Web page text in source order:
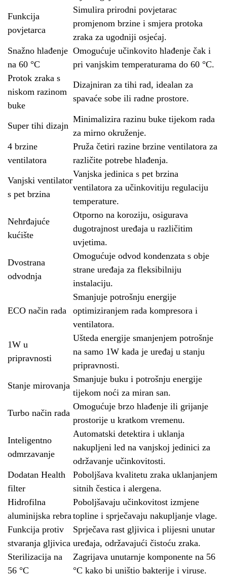
Funkcija
povjetarca
Simulira prirodni povjetarac
promjenom brzine i smjera protoka
zraka za ugodniji osjećaj.
Snažno hlađenje
na 60 °C
Omogućuje učinkovito hlađenje čak i
pri vanjskim temperaturama do 60 °C.
Protok zraka s
niskom razinom
buke
Dizajniran za tihi rad, idealan za
spavaće sobe ili radne prostore.
Super tihi dizajn
Minimalizira razinu buke tijekom rada
za mirno okruženje.
4 brzine
ventilatora
Pruža četiri razine brzine ventilatora za
različite potrebe hlađenja.
Vanjski ventilator
s pet brzina
Vanjska jedinica s pet brzina
ventilatora za učinkovitiju regulaciju
temperature.
Nehrđajuće
kućište
Otporno na koroziju, osigurava
dugotrajnost uređaja u različitim
uvjetima.
Dvostrana
odvodnja
Omogućuje odvod kondenzata s obje
strane uređaja za fleksibilniju
instalaciju.
ECO način rada
Smanjuje potrošnju energije
optimiziranjem rada kompresora i
ventilatora.
1W u
pripravnosti
Ušteda energije smanjenjem potrošnje
na samo 1W kada je uređaj u stanju
pripravnosti.
Stanje mirovanja
Smanjuje buku i potrošnju energije
tijekom noći za miran san.
Turbo način rada
Omogućuje brzo hlađenje ili grijanje
prostorije u kratkom vremenu.
Inteligentno
odmrzavanje
Automatski detektira i uklanja
nakupljeni led na vanjskoj jedinici za
održavanje učinkovitosti.
Dodatan Health
filter
Poboljšava kvalitetu zraka uklanjanjem
sitnih čestica i alergena.
Hidrofilna
aluminijska rebra
Poboljšavaju učinkovitost izmjene
topline i sprječavaju nakupljanje vlage.
Funkcija protiv
stvaranja gljivica
Sprječava rast gljivica i plijesni unutar
uređaja, održavajući čistoću zraka.
Sterilizacija na
56 °C
Zagrijava unutarnje komponente na 56
°C kako bi uništio bakterije i viruse.